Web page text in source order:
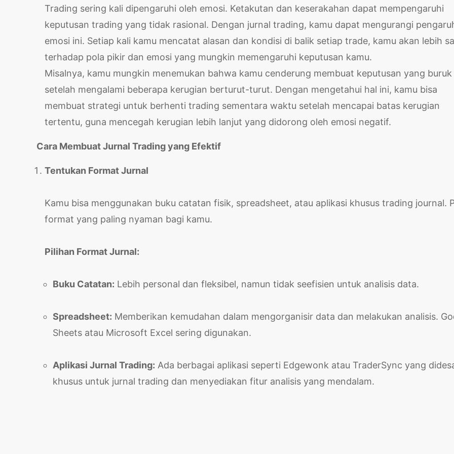
Trading sering kali dipengaruhi oleh emosi. Ketakutan dan keserakahan dapat mempengaruhi
keputusan trading yang tidak rasional. Dengan jurnal trading, kamu dapat mengurangi
emosi ini. Setiap kali kamu mencatat alasan dan kondisi di balik setiap trade, kamu akan lebih
terhadap pola pikir dan emosi yang mungkin memengaruhi keputusan kamu.
Misalnya, kamu mungkin menemukan bahwa kamu cenderung membuat keputusan yang buruk
setelah mengalami beberapa kerugian berturut-turut. Dengan mengetahui hal ini, kamu bisa
membuat strategi untuk berhenti trading sementara waktu setelah mencapai batas kerugian
tertentu, guna mencegah kerugian lebih lanjut yang didorong oleh emosi negatif.
Cara Membuat Jurnal Trading yang Efektif
Tentukan Format Jurnal
Kamu bisa menggunakan buku catatan fisik, spreadsheet, atau aplikasi khusus trading journal.
format yang paling nyaman bagi kamu.
Pilihan Format Jurnal:
Buku Catatan: Lebih personal dan fleksibel, namun tidak seefisien untuk analisis data.
Spreadsheet: Memberikan kemudahan dalam mengorganisir data dan melakukan analisis.
Sheets atau Microsoft Excel sering digunakan.
Aplikasi Jurnal Trading: Ada berbagai aplikasi seperti Edgewonk atau TraderSync yang
khusus untuk jurnal trading dan menyediakan fitur analisis yang mendalam.